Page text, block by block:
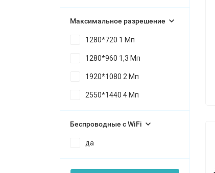
Максимальное разрешение
1280*720 1 Мп
1280*960 1,3 Мп
1920*1080 2 Мп
2550*1440 4 Мп
Беспроводные с WiFi
да